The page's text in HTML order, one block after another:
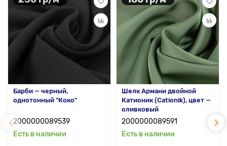
Барби — черный,
однотонный "Коко"
2000000089539
Есть в наличии
Шелк Армани двойной
Катионик (Cationik), цвет —
оливковый
2000000089591
Есть в наличии